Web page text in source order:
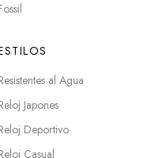
al Agua
Japones
Deportivo
Casual